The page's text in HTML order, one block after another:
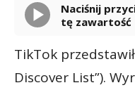
Naciśnij przycisk odtwarzania, aby odsłuchać
tę zawartość
TikTok
Discover List”).